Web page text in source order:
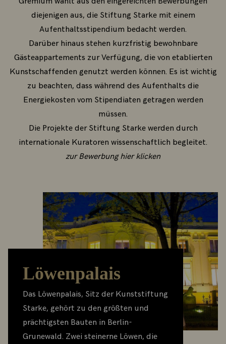
diejenigen aus, die Stiftung Starke mit einem
Aufenthaltsstipendium bedacht werden.
Darüber hinaus stehen kurzfristig bewohnbare
Gästeappartements zur Verfügung, die von etablierten
Kunstschaffenden genutzt werden können. Es ist wichtig
zu beachten, dass während des Aufenthalts die
Energiekosten vom Stipendiaten getragen werden
müssen.
Die Projekte der Stiftung Starke werden durch
internationale Kuratoren wissenschaftlich begleitet.
zur Bewerbung hier klicken
Löwenpalais
Das Löwenpalais, Sitz der Kunststiftung
Starke, gehört zu den größten und
prächtigsten Bauten in Berlin-
Grunewald. Zwei steinerne Löwen, die